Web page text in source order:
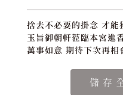
捨去不必要的掛念 才能
玉旨御朝軒蒞臨本宮進
萬事如意 期待下次再相
儲存